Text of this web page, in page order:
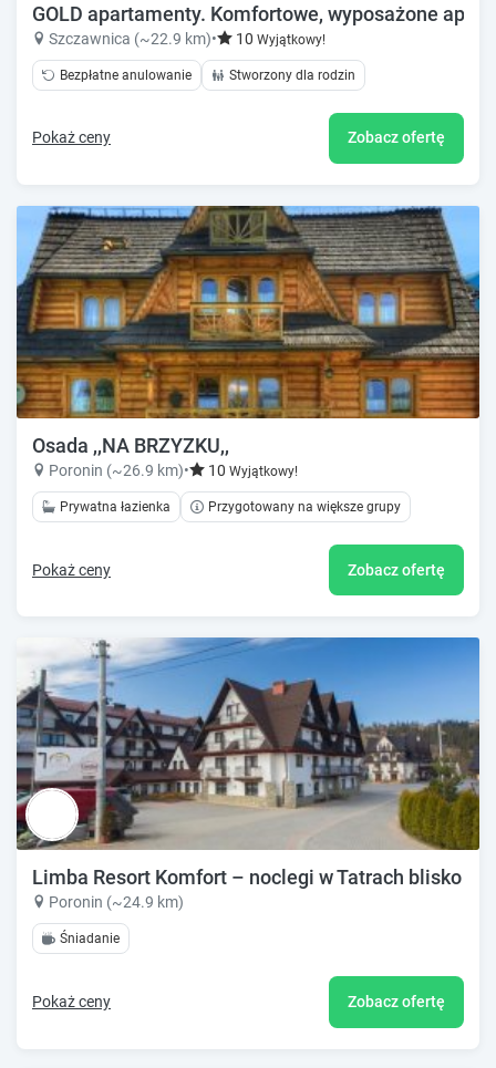
GOLD apartamenty. Komfortowe, wyposażone
Szczawnica (~22.9 km)• 10 Wyjątkowy!
Bezpłatne anulowanie Stworzony dla rodzin
Pokaż ceny Zobacz ofertę
Osada ,,NA BRZYZKU,,
Poronin (~26.9 km)• 10 Wyjątkowy!
Prywatna łazienka Przygotowany na większe grupy
Pokaż ceny Zobacz ofertę
Limba Resort Komfort – noclegi w Tatrach blisko
Poronin (~24.9 km)
Śniadanie
Pokaż ceny Zobacz ofertę